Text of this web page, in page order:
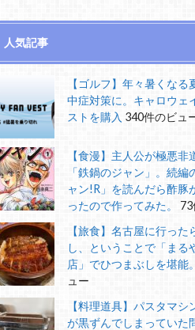
人気記事
【ゴルフ】年々暑くなる
中症対策に。キャロウェ
ストを購入 340件のビュ
【食漫】主人公が極悪非
「鉄鍋のジャン」。続編
ャン!R」を読んだら酢豚
ったので作ってみた。
【旅食】名古屋に行った
し、ということで「まる
店」でひつまぶしを堪能。
ュー
【料理道具】パスタマシ
が黒ずんでしまっていた